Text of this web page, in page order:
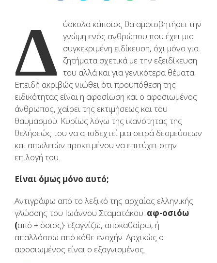
Δ ύσκολα κάποιος θα αμφισβητήσει την
γνώμη ενός ανθρώπου που έχει μια
συγκεκριμένη ειδίκευση, όχι μόνο για
ζητήματα σχετικά με την εξειδίκευση
του αλλά και για γενικότερα θέματα.
Επειδή ακριβώς νιώθει ότι προϋπόθεση της
ειδικότητας είναι η αφοσίωση και ο αφοσιωμένος
άνθρωπος, χαίρει της εκτιμήσεως και του
θαυμασμού. Κυρίως λόγω της ικανότητας της
θελήσεώς του να αποδεχτεί μια σειρά δεσμεύσεων
και απωλειών προκειμένου να επιτύχει στην
επιλογή του.
Είναι όμως μόνο αυτό;
Αντιγράφω από το λεξικό της αρχαίας ελληνικής
γλώσσης του Ιωάννου Σταματάκου: αφ-οσιόω
(από + όσιος)· εξαγνίζω, αποκαθαίρω, ή
απαλλάσσω από κάθε ενοχήν. Αρχικώς ο
αφοσιωμένος είναι ο εξαγνισμένος.